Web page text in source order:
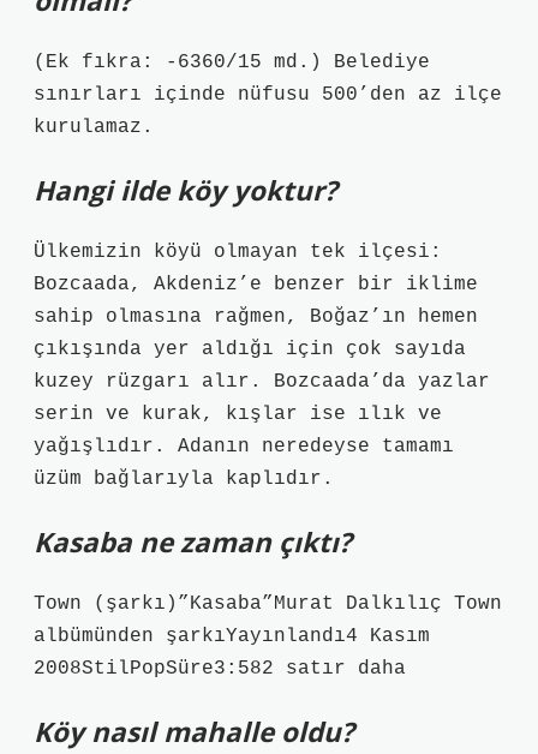
(Ek fıkra: -6360/15 md.) Belediye
sınırları içinde nüfusu 500’den az ilçe
kurulamaz.
Hangi ilde köy yoktur?
Ülkemizin köyü olmayan tek ilçesi:
Bozcaada, Akdeniz’e benzer bir iklime
sahip olmasına rağmen, Boğaz’ın hemen
çıkışında yer aldığı için çok sayıda
kuzey rüzgarı alır. Bozcaada’da yazlar
serin ve kurak, kışlar ise ılık ve
yağışlıdır. Adanın neredeyse tamamı
üzüm bağlarıyla kaplıdır.
Kasaba ne zaman çıktı?
Town (şarkı)”Kasaba”Murat Dalkılıç Town
albümünden şarkıYayınlandı4 Kasım
2008StilPopSüre3:582 satır daha
Köy nasıl mahalle oldu?